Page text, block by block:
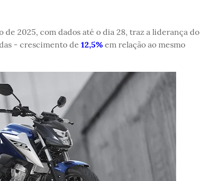
de 2025, com dados até o dia 28, traz a liderança do
- crescimento de 12,5%em relação ao mesmo